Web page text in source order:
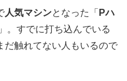
人気マシンとなった「 Pハ
」。すでに打ち込んでいる
だ触れてない人もいるので